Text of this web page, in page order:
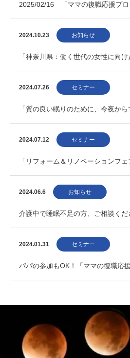
2025/02/16 「ママの復職応援プロ
2024.10.23 お知らせ
「神奈川県：働く世代の女性に向
ズ」募集 202410
2024.07.26 セミナー
「質の良い眠りのために、今夜か
３つのポイント」阪神梅田本店
2024.07.12 セミナー
「リフォーム＆リノベーションフ
ム 20240720
2024.06.6 お知らせ
介護中で睡眠不足の方、ご相談くだ
2024.01.31 セミナー
パパの参加もOK！「ママの復職応